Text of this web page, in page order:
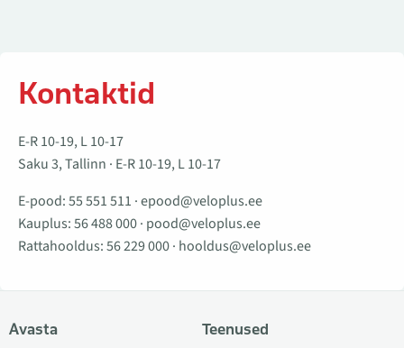
Kontaktid
E-R 10-19, L 10-17
Saku 3, Tallinn · E-R 10-19, L 10-17
E-pood:55 551 511 ·epood@veloplus.ee
Kauplus:56 488 000· pood@veloplus.ee
Rattahooldus:56 229 000· hooldus@veloplus.ee
Avasta Teenused